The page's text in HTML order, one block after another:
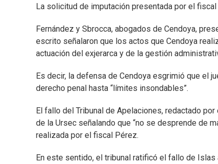
La solicitud de imputación presentada por el
Fernández y Sbrocca, abogados de Cendoya,
escrito señalaron que los actos que Cendoya
actuación del exjerarca y de la gestión
Es decir, la defensa de Cendoya esgrimió que el
derecho penal hasta “límites insondables”.
El fallo del Tribunal de Apelaciones, redactado
de la Ursec señalando que “no se desprende de
realizada por el fiscal Pérez.
En este sentido, el tribunal ratificó el fallo de